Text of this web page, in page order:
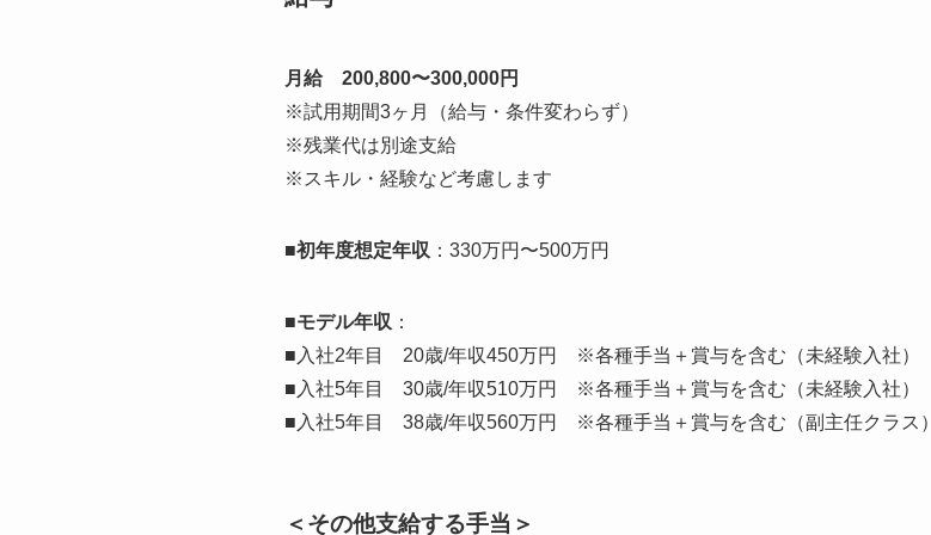
月給 200,800〜300,000円
※試用期間3ヶ月（給与・条件変わらず）
※残業代は別途支給
※スキル・経験など考慮します
■初年度想定年収 ：330万円〜500万円
■モデル年収 ：
■入社2年目 20歳/年収450万円 ※各種手当＋賞与を含む（未経験入社）
■入社5年目 30歳/年収510万円 ※各種手当＋賞与を含む（未経験入社）
■入社5年目 38歳/年収560万円 ※各種手当＋賞与を含む（副主任クラス）
＜その他支給する手当＞